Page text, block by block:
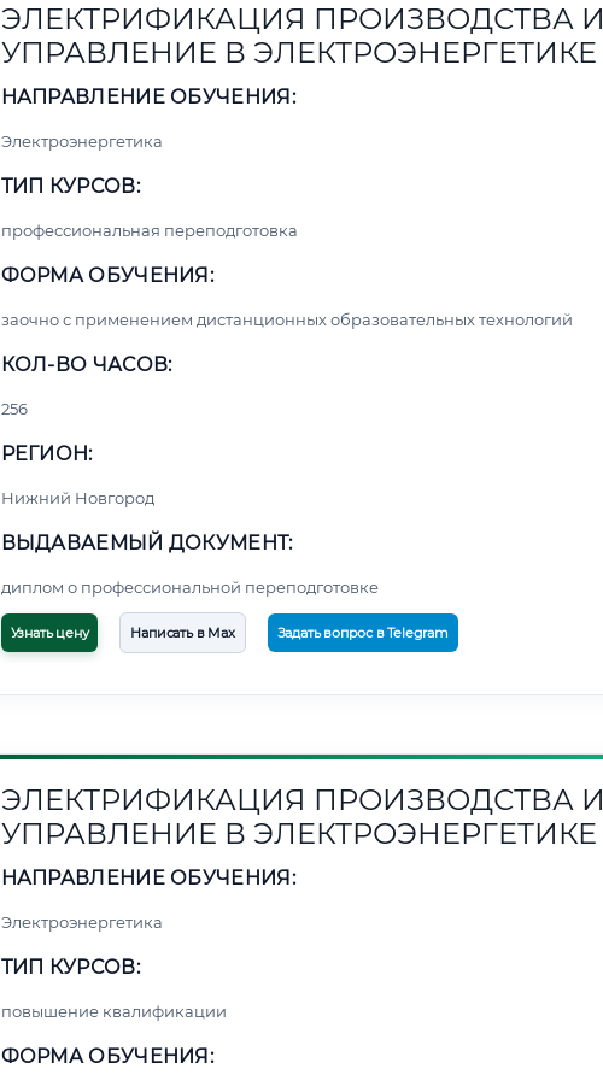
ЭЛЕКТРИФИКАЦИЯ ПРОИЗВОДСТВА И
УПРАВЛЕНИЕ В ЭЛЕКТРОЭНЕРГЕТИКЕ
НАПРАВЛЕНИЕ ОБУЧЕНИЯ:
Электроэнергетика
ТИП КУРСОВ:
профессиональная переподготовка
ФОРМА ОБУЧЕНИЯ:
заочно с применением дистанционных образовательных технологий
КОЛ-ВО ЧАСОВ:
256
РЕГИОН:
Нижний Новгород
ВЫДАВАЕМЫЙ ДОКУМЕНТ:
диплом о профессиональной переподготовке
Узнать цену Написать в Max Задать вопрос в Telegram
ЭЛЕКТРИФИКАЦИЯ ПРОИЗВОДСТВА И
УПРАВЛЕНИЕ В ЭЛЕКТРОЭНЕРГЕТИКЕ
НАПРАВЛЕНИЕ ОБУЧЕНИЯ:
Электроэнергетика
ТИП КУРСОВ:
повышение квалификации
ФОРМА ОБУЧЕНИЯ: